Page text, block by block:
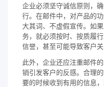
企业必须坚守诚信原则，
行。在邮件中，对产品的
大其词、不虚假宣传。如
务，就必须按时、按质履
信誉，甚至可能导致客户关
此外，企业还应注重邮件
销引发客户的反感。合理
要的时候收到有用的信息